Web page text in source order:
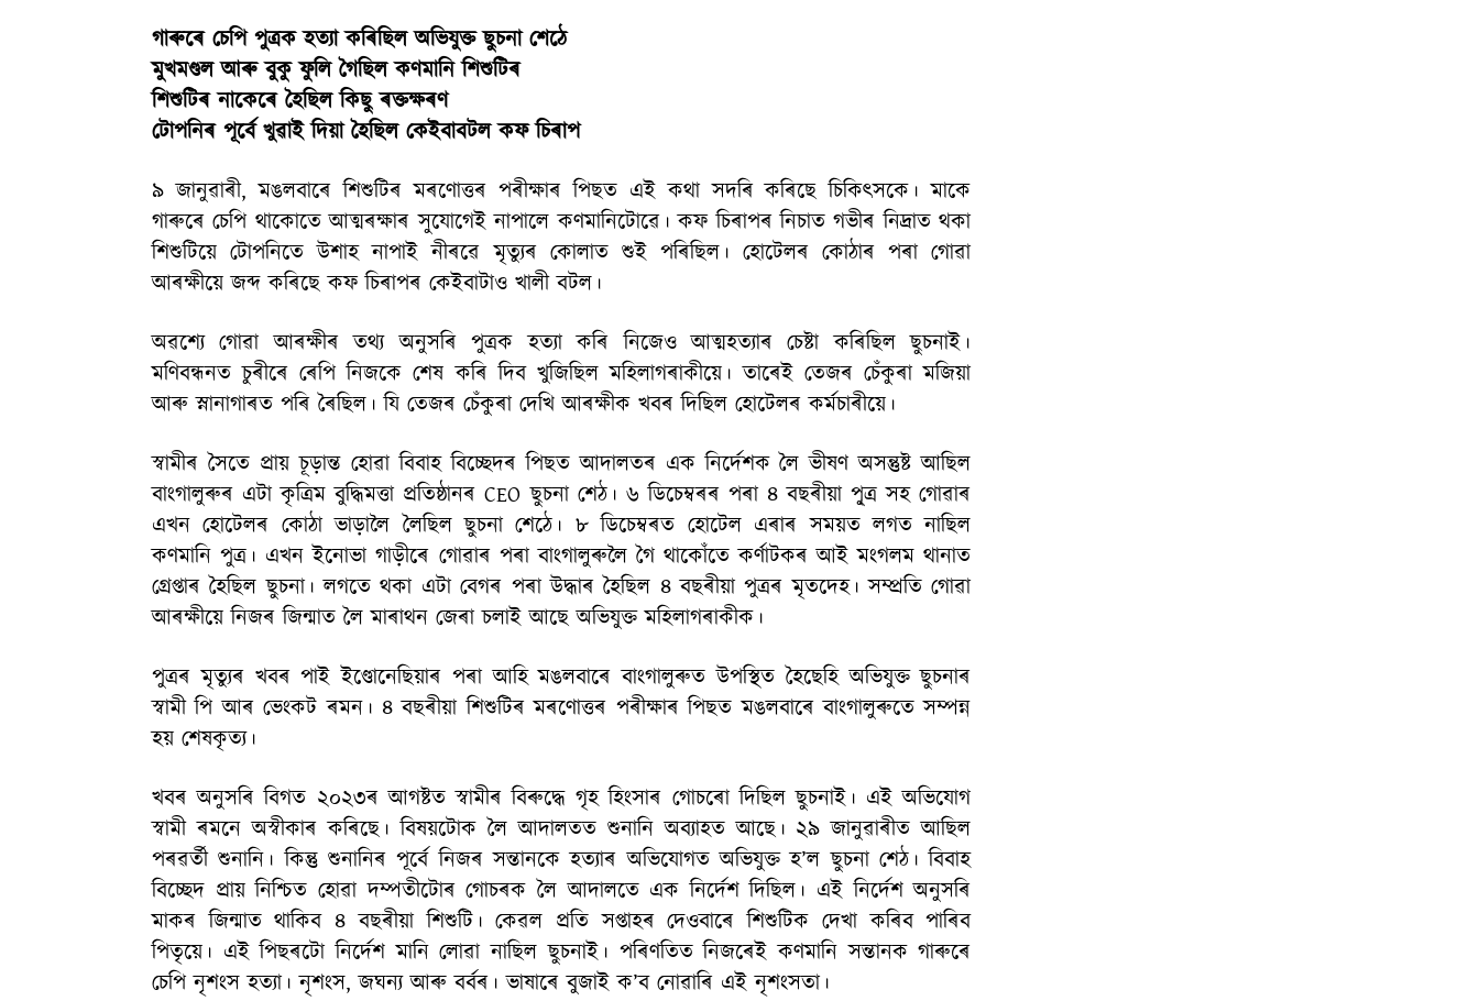
গাৰুৰে চেপি পুত্ৰক হত্যা কৰিছিল অভিযুক্ত ছুচনা শেঠে
মুখমণ্ডল আৰু বুকু ফুলি গৈছিল কণমানি শিশুটিৰ
শিশুটিৰ নাকেৰে হৈছিল কিছু ৰক্তক্ষৰণ
টোপনিৰ পূৰ্বে খুৱাই দিয়া হৈছিল কেইবাবটল কফ চিৰাপ
৯ জানুৱাৰী, মঙলবাৰে শিশুটিৰ মৰণোত্তৰ পৰীক্ষাৰ পিছত এই কথা সদৰি কৰিছে চিকিৎসকে। মাকে
গাৰুৰে চেপি থাকোতে আত্মৰক্ষাৰ সুযোগেই নাপালে কণমানিটোৱে। কফ চিৰাপৰ নিচাত গভীৰ নিদ্ৰাত থকা
শিশুটিয়ে টোপনিতে উশাহ নাপাই নীৰৱে মৃত্যুৰ কোলাত শুই পৰিছিল। হোটেলৰ কোঠাৰ পৰা গোৱা
আৰক্ষীয়ে জব্দ কৰিছে কফ চিৰাপৰ কেইবাটাও খালী বটল।
অৱশ্যে গোৱা আৰক্ষীৰ তথ্য অনুসৰি পুত্ৰক হত্যা কৰি নিজেও আত্মহত্যাৰ চেষ্টা কৰিছিল ছুচনাই।
মণিবন্ধনত চুৰীৰে ৰেপি নিজকে শেষ কৰি দিব খুজিছিল মহিলাগৰাকীয়ে। তাৰেই তেজৰ চেঁকুৰা মজিয়া
আৰু স্নানাগাৰত পৰি ৰৈছিল। যি তেজৰ চেঁকুৰা দেখি আৰক্ষীক খবৰ দিছিল হোটেলৰ কৰ্মচাৰীয়ে।
স্বামীৰ সৈতে প্ৰায় চূড়ান্ত হোৱা বিবাহ বিচ্ছেদৰ পিছত আদালতৰ এক নিৰ্দেশক লৈ ভীষণ অসন্তুষ্ট আছিল
বাংগালুৰুৰ এটা কৃত্ৰিম বুদ্ধিমত্তা প্ৰতিষ্ঠানৰ CEO ছুচনা শেঠ। ৬ ডিচেম্বৰৰ পৰা ৪ বছৰীয়া পু্ত্ৰ সহ গোৱাৰ
এখন হোটেলৰ কোঠা ভাড়ালৈ লৈছিল ছুচনা শেঠে। ৮ ডিচেম্বৰত হোটেল এৰাৰ সময়ত লগত নাছিল
কণমানি পুত্ৰ। এখন ইনোভা গাড়ীৰে গোৱাৰ পৰা বাংগালুৰুলৈ গৈ থাকোঁতে কৰ্ণাটকৰ আই মংগলম থানাত
গ্ৰেপ্তাৰ হৈছিল ছুচনা। লগতে থকা এটা বেগৰ পৰা উদ্ধাৰ হৈছিল ৪ বছৰীয়া পুত্ৰৰ মৃতদেহ। সম্প্ৰতি গোৱা
আৰক্ষীয়ে নিজৰ জিন্মাত লৈ মাৰাথন জেৰা চলাই আছে অভিযুক্ত মহিলাগৰাকীক।
পুত্ৰৰ মৃত্যুৰ খবৰ পাই ইণ্ডোনেছিয়াৰ পৰা আহি মঙলবাৰে বাংগালুৰুত উপস্থিত হৈছেহি অভিযুক্ত ছুচনাৰ
স্বামী পি আৰ ভেংকট ৰমন। ৪ বছৰীয়া শিশুটিৰ মৰণোত্তৰ পৰীক্ষাৰ পিছত মঙলবাৰে বাংগালুৰুতে সম্পন্ন
হয় শেষকৃত্য।
খবৰ অনুসৰি বিগত ২০২৩ৰ আগষ্টত স্বামীৰ বিৰুদ্ধে গৃহ হিংসাৰ গোচৰো দিছিল ছুচনাই। এই অভিযোগ
স্বামী ৰমনে অস্বীকাৰ কৰিছে। বিষয়টোক লৈ আদালতত শুনানি অব্যাহত আছে। ২৯ জানুৱাৰীত আছিল
পৰৱৰ্তী শুনানি। কিন্তু শুনানিৰ পূৰ্বে নিজৰ সন্তানকে হত্যাৰ অভিযোগত অভিযুক্ত হ’ল ছুচনা শেঠ। বিবাহ
বিচ্ছেদ প্ৰায় নিশ্চিত হোৱা দম্পতীটোৰ গোচৰক লৈ আদালতে এক নিৰ্দেশ দিছিল। এই নিৰ্দেশ অনুসৰি
মাকৰ জিন্মাত থাকিব ৪ বছৰীয়া শিশুটি। কেৱল প্ৰতি সপ্তাহৰ দেওবাৰে শিশুটিক দেখা কৰিব পাৰিব
পিতৃয়ে। এই পিছৰটো নিৰ্দেশ মানি লোৱা নাছিল ছুচনাই। পৰিণতিত নিজৰেই কণমানি সন্তানক গাৰুৰে
চেপি নৃশংস হত্যা। নৃশংস, জঘন্য আৰু বৰ্বৰ। ভাষাৰে বুজাই ক’ব নোৱাৰি এই নৃশংসতা।